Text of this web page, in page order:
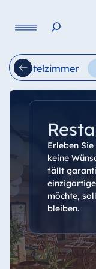
Hotelzimmer
Erleben
keine
fällt
möchte,
bleiben.